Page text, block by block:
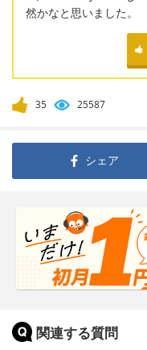
然かなと思いました。
35 25587
シェア
関連する質問